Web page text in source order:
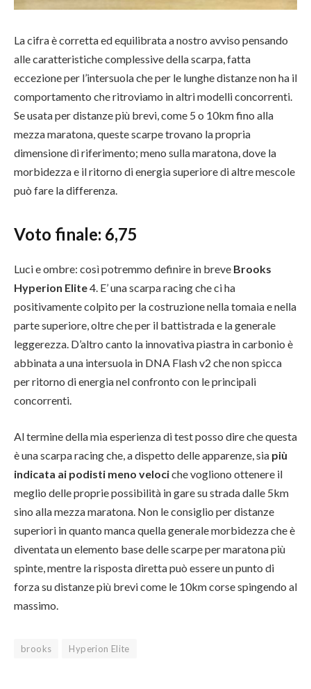
La cifra è corretta ed equilibrata a nostro avviso pensando
alle caratteristiche complessive della scarpa, fatta
eccezione per l’intersuola che per le lunghe distanze non ha il
comportamento che ritroviamo in altri modelli concorrenti.
Se usata per distanze più brevi, come 5 o 10km fino alla
mezza maratona, queste scarpe trovano la propria
dimensione di riferimento; meno sulla maratona, dove la
morbidezza e il ritorno di energia superiore di altre mescole
può fare la differenza.
Voto finale: 6,75
Luci e ombre: così potremmo definire in breve Brooks
Hyperion Elite4. E’ una scarpa racing che ci ha
positivamente colpito per la costruzione nella tomaia e nella
parte superiore, oltre che per il battistrada e la generale
leggerezza. D’altro canto la innovativa piastra in carbonio è
abbinata a una intersuola in DNA Flash v2 che non spicca
per ritorno di energia nel confronto con le principali
concorrenti.
Al termine della mia esperienza di test posso dire che questa
è una scarpa racing che, a dispetto delle apparenze, sia più
indicata ai podisti meno velociche vogliono ottenere il
meglio delle proprie possibilità in gare su strada dalle 5km
sino alla mezza maratona. Non le consiglio per distanze
superiori in quanto manca quella generale morbidezza che è
diventata un elemento base delle scarpe per maratona più
spinte, mentre la risposta diretta può essere un punto di
forza su distanze più brevi come le 10km corse spingendo al
massimo.
brooks Hyperion Elite